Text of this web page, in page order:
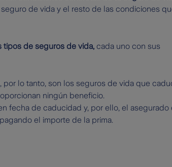
de vida y el resto de las condiciones
tipos de seguros de vida,cada uno con sus
por lo tanto, son los seguros de vida que
ningún beneficio.
fecha de caducidad y, por ello, el asegurado
el importe de la prima.